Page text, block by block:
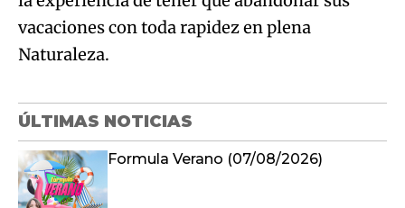
vacaciones con toda rapidez en plena
Naturaleza.
ÚLTIMAS NOTICIAS
Formula Verano (07/08/2026)